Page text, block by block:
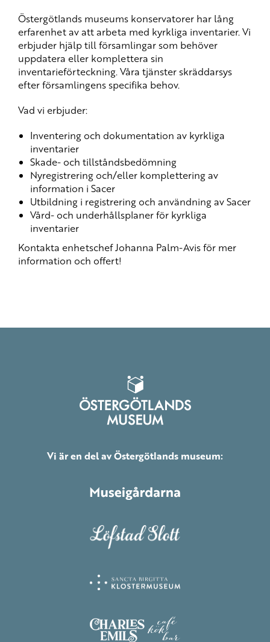
Östergötlands museums konservatorer har lång
erfarenhet av att arbeta med kyrkliga inventarier. Vi
erbjuder hjälp till församlingar som behöver
uppdatera eller komplettera sin
inventarieförteckning. Våra tjänster skräddarsys
efter församlingens specifika behov.
Vad vi erbjuder:
Inventering och dokumentation av kyrkliga
inventarier
Skade- och tillståndsbedömning
Nyregistrering och/eller komplettering av
information i Sacer
Utbildning i registrering och användning av Sacer
Vård- och underhållsplaner för kyrkliga
inventarier
Kontakta enhetschef Johanna Palm-Avis för mer
information och offert!
Vi är en del av Östergötlands museum: